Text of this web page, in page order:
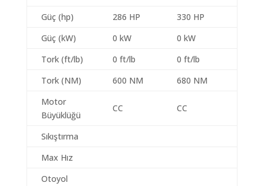
Güç (hp) 286 HP
330 HP
Güç (kW)
0 kW
0 kW
Tork (ft/lb)
0 ft/lb
0 ft/lb
Tork (NM)
600 NM
680 NM
Motor
Büyüklüğü
CC CC
Sıkıştırma
Max Hız
Otoyol